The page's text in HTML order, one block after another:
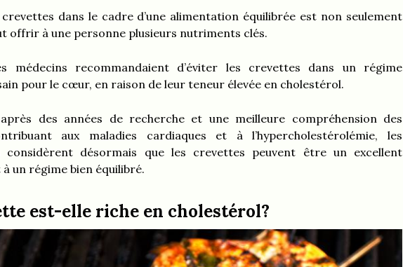
dans le cadre d’une alimentation équilibrée est non seulement
offrir à une personne plusieurs nutriments clés.
médecins recommandaient d’éviter les crevettes dans un régime
pour le cœur, en raison de leur teneur élevée en cholestérol.
des années de recherche et une meilleure compréhension des
aux maladies cardiaques et à l’hypercholestérolémie, les
considèrent désormais que les crevettes peuvent être un excellent
un régime bien équilibré.
est-elle riche en cholestérol?